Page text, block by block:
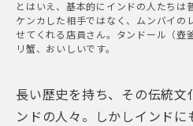
とはいえ、基本的にインドの人たちは
ケンカした相手ではなく、ムンバイの
せてくれる店員さん。タンドール（壺
リ蟹、おいしいです。
長い歴史を持ち、その伝統文
ンドの人々。しかしインドに